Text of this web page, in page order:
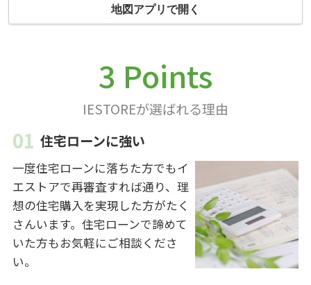
地図アプリで開く
3 Points
IESTOREが選ばれる理由
住宅ローンに強い
一度住宅ローンに落ちた方でもイ
エストアで再審査すれば通り、理
想の住宅購入を実現した方がたく
さんいます。住宅ローンで諦めて
いた方もお気軽にご相談くださ
い。